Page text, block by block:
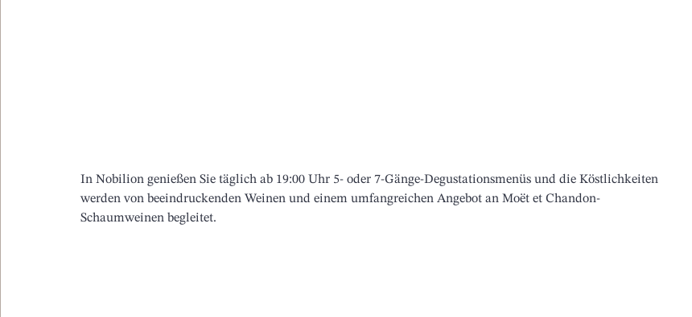
In Nobilion genießen Sie täglich ab 19:00 Uhr 5- oder 7-Gänge-Degustationsmenüs und die Köstlichkeiten
werden von beeindruckenden Weinen und einem umfangreichen Angebot an Moët et Chandon-
Schaumweinen begleitet.